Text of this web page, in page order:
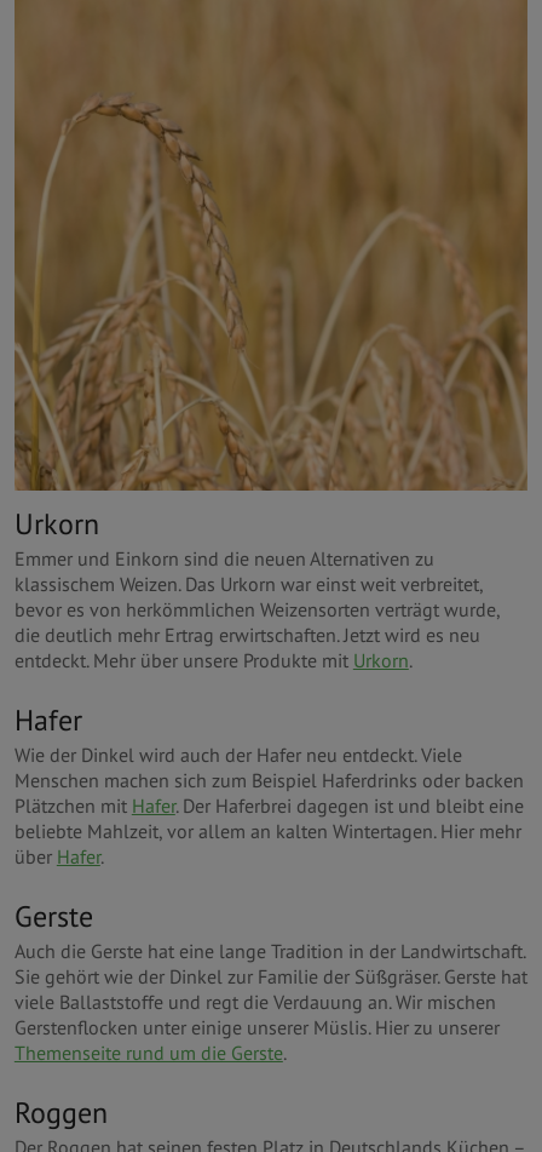
Urkorn
Emmer und Einkorn sind die neuen Alternativen zu
klassischem Weizen. Das Urkorn war einst weit verbreitet,
bevor es von herkömmlichen Weizensorten verträgt wurde,
die deutlich mehr Ertrag erwirtschaften. Jetzt wird es neu
entdeckt. Mehr über unsere Produkte mit Urkorn.
Hafer
Wie der Dinkel wird auch der Hafer neu entdeckt. Viele
Menschen machen sich zum Beispiel Haferdrinks oder backen
Plätzchen mit Hafer. Der Haferbrei dagegen ist und bleibt eine
beliebte Mahlzeit, vor allem an kalten Wintertagen. Hier mehr
über Hafer.
Gerste
Auch die Gerste hat eine lange Tradition in der Landwirtschaft.
Sie gehört wie der Dinkel zur Familie der Süßgräser. Gerste hat
viele Ballaststoffe und regt die Verdauung an. Wir mischen
Gerstenflocken unter einige unserer Müslis. Hier zu unserer
Themenseite rund um die Gerste.
Roggen